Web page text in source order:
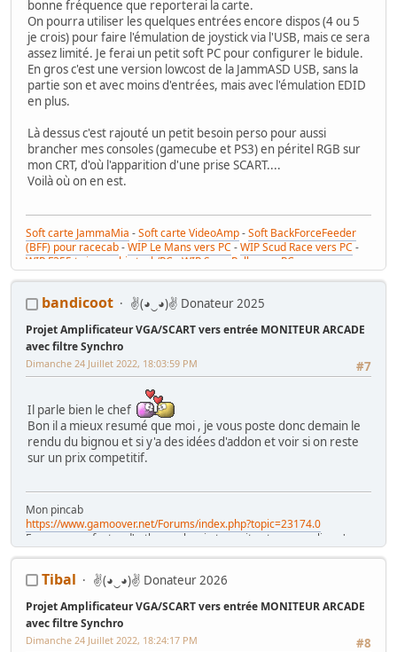
bonne fréquence que reporterai la carte.
On pourra utiliser les quelques entrées encore dispos (4 ou 5
je crois) pour faire l'émulation de joystick via l'USB, mais ce sera
assez limité. Je ferai un petit soft PC pour configurer le bidule.
En gros c'est une version lowcost de la JammASD USB, sans la
partie son et avec moins d'entrées, mais avec l'émulation EDID
en plus.
Là dessus c'est rajouté un petit besoin perso pour aussi
brancher mes consoles (gamecube et PS3) en péritel RGB sur
mon CRT, d'où l'apparition d'une prise SCART....
Voilà où on en est.
Soft carte JammaMia -Soft carte VideoAmp-Soft BackForceFeeder
(BFF) pour racecab-WIP Le Mans vers PC -WIP Scud Race vers PC -
WIP F355 twin combi stack/PC
WIP Sega Rally vers PC
bandicoot ✌(◕‿◕)✌ Donateur 2025
Projet Amplificateur VGA/SCART vers entrée MONITEUR ARCADE
avec filtre Synchro
#7
Dimanche 24 Juillet 2022, 18:03:59 PM
Il parle bien le chef
Bon il a mieux resumé que moi , je vous poste donc demain le
rendu du bignou et si y'a des idées d'addon et voir si on reste
sur un prix competitif.
Mon pincab
https://www.gamoover.net/Forums/index.php?topic=23174.0
Excusez mes fautes d'orthographe , je tape vite et ne me relis qu'en
diagonale , mais j'espère ne pas être le pire
Tibal ✌(◕‿◕)✌ Donateur 2026
Projet Amplificateur VGA/SCART vers entrée MONITEUR ARCADE
avec filtre Synchro
#8
Dimanche 24 Juillet 2022, 18:24:17 PM